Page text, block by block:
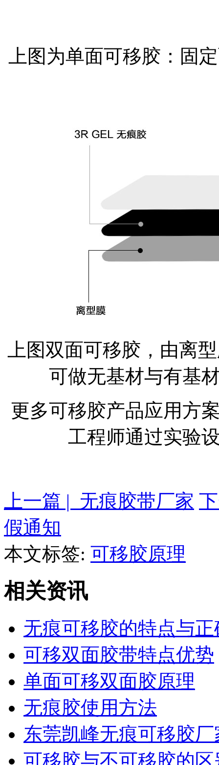
上图为单面可移胶：固
上图双面可移胶，由离
可做无基材与有基
更多可移胶产品应用方
工程师通过实验
上一篇 | 无痕胶带厂家
假通知
本文标签: 可移胶原理
相关资讯
无痕可移胶的特点与
可移双面胶带特点优势
单面可移双面胶原理
无痕胶使用方法
东莞凯峰无痕可移胶厂
可移胶与不可移胶的区